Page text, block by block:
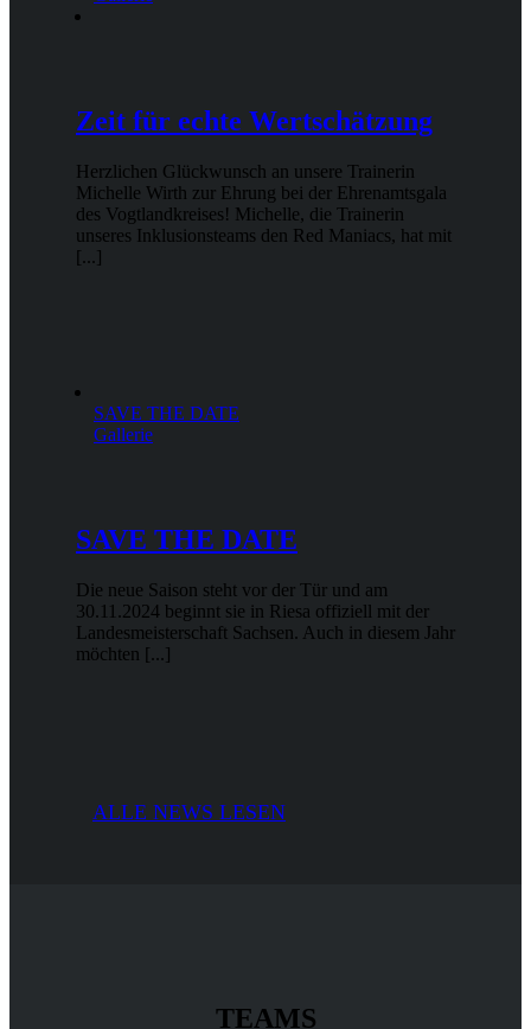
Zeit für echte Wertschätzung
Herzlichen Glückwunsch an unsere Trainerin
Michelle Wirth zur Ehrung bei der Ehrenamtsgala
des Vogtlandkreises! Michelle, die Trainerin
unseres Inklusionsteams den Red Maniacs, hat mit
[...]
SAVE THE DATE
Gallerie
SAVE THE DATE
Die neue Saison steht vor der Tür und am
30.11.2024 beginnt sie in Riesa offiziell mit der
Landesmeisterschaft Sachsen. Auch in diesem Jahr
möchten [...]
ALLE NEWS LESEN
TEAMS